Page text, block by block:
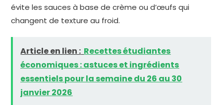
évite les sauces à base de crème ou d’œufs qui
changent de texture au froid.
Article en lien : Recettes étudiantes
économiques : astuces et ingrédients
essentiels pour la semaine du 26 au 30
janvier 2026